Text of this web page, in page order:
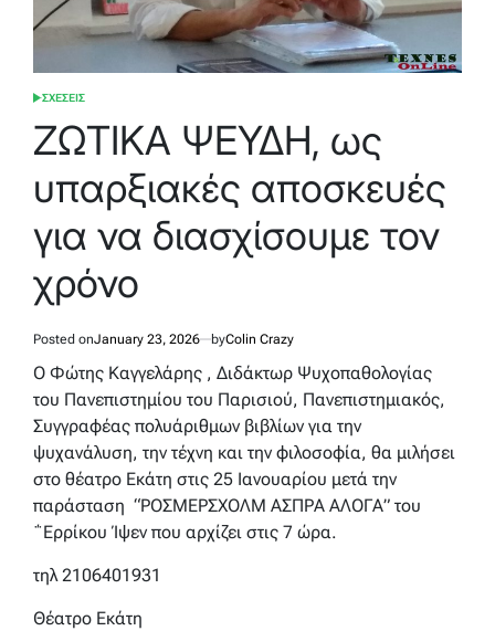
POSTED
ΣΧΕΣΕΙΣ
ZΩΤΙΚΑ ΨΕΥΔΗ, ως
υπαρξιακές αποσκευές
για να διασχίσουμε τον
χρόνο
Posted onJanuary 23, 2026 byColin Crazy
Ο Φώτης Καγγελάρης , Διδάκτωρ Ψυχοπαθολογίας
του Πανεπιστημίου του Παρισιού, Πανεπιστημιακός,
Συγγραφέας πολυάριθμων βιβλίων για την
ψυχανάλυση, την τέχνη και την φιλοσοφία, θα μιλήσει
στο θέατρο Εκάτη στις 25 Ιανουαρίου μετά την
παράσταση “ΡΟΣΜΕΡΣΧΟΛΜ ΑΣΠΡΑ ΑΛΟΓΑ” του
΅Ερρίκου Ίψεν που αρχίζει στις 7 ώρα.
τηλ 2106401931
Θέατρο Εκάτη